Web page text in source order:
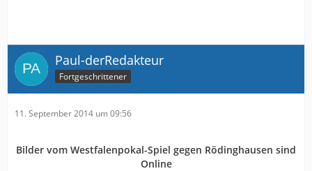
Paul-derRedakteur
Fortgeschrittener
11. September 2014 um 09:56
Bilder vom Westfalenpokal-Spiel gegen Rödinghausen sind
Online